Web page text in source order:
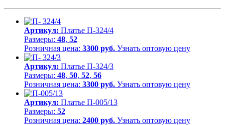
Артикул: Платье П-324/4
Размеры: 48, 52
Розничная цена: 3300 руб. Узнать оптовую цену
Артикул: Платье П-324/3
Размеры: 48, 50, 52, 56
Розничная цена: 3300 руб. Узнать оптовую цену
Артикул: Платье П-005/13
Размеры: 52
Розничная цена: 2400 руб. Узнать оптовую цену